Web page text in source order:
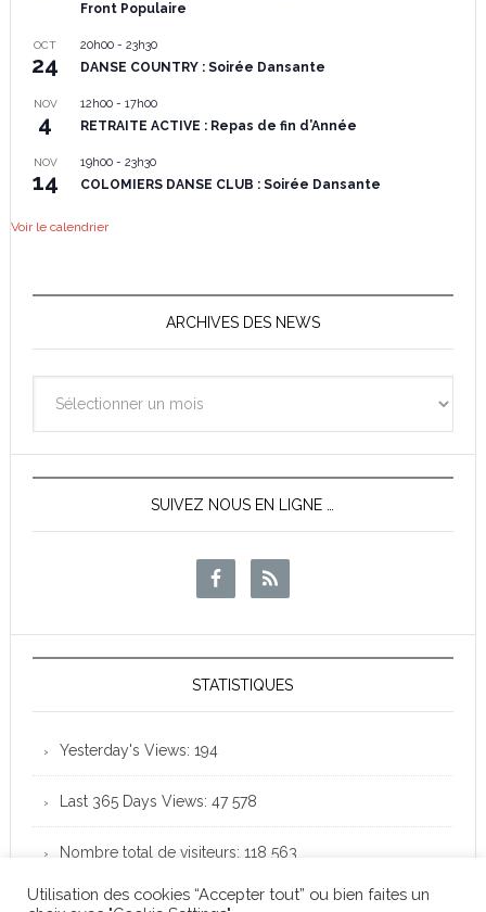
Front Populaire
OCT
24
20h00- 23h30
DANSE COUNTRY : Soirée Dansante
NOV
4
12h00- 17h00
RETRAITE ACTIVE : Repas de fin d’Année
NOV
14
19h00- 23h30
COLOMIERS DANSE CLUB : Soirée Dansante
Voir le calendrier
ARCHIVES DES NEWS
des
News
SUIVEZ NOUS EN LIGNE …
STATISTIQUES
Yesterday's Views: 194
Last 365 Days Views: 47 578
Nombre total de visiteurs: 118 563
Utilisation des cookies “Accepter tout” ou bien faites un